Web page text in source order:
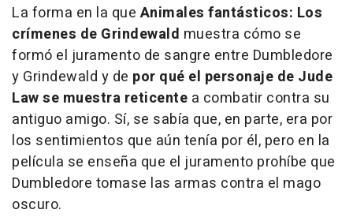
La forma en la que Animales fantásticos: Los
crímenes de Grindewald muestra cómo se
formó el juramento de sangre entre Dumbledore
y Grindewald y de por qué el personaje de Jude
Lawse muestra reticente a combatir contra su
antiguo amigo. Sí, se sabía que, en parte, era por
los sentimientos que aún tenía por él, pero en la
película se enseña que el juramento prohíbe que
Dumbledore tomase las armas contra el mago
oscuro.